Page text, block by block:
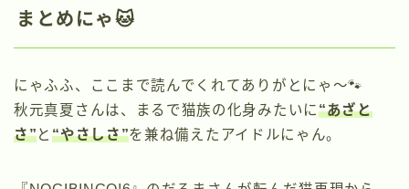
まとめにゃ🐱
にゃふふ、ここまで読んでくれてありがとにゃ〜🐾
秋元真夏さんは、まるで猫族の化身みたいに“あざと
さ”と“やさしさ”を兼ね備えたアイドルにゃん。